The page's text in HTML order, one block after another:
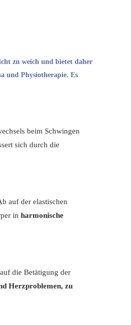
zu weich und bietet daher
und Physiotherapie. Es
beim Schwingen
sich durch die
auf der elastischen
in harmonische
die Betätigung der
Herzproblemen, zu